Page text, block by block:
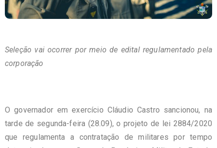
Seleção vai ocorrer por meio de edital regulamentado pela
corporação
O governador em exercício Cláudio Castro sancionou, na
tarde de segunda-feira (28.09), o projeto de lei 2884/2020
que regulamenta a contratação de militares por tempo